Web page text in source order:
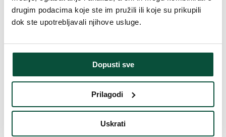
drugim podacima koje ste im pružili ili koje su prikupili
dok ste upotrebljavali njihove usluge.
Dopusti sve
Prilagodi
Uskrati